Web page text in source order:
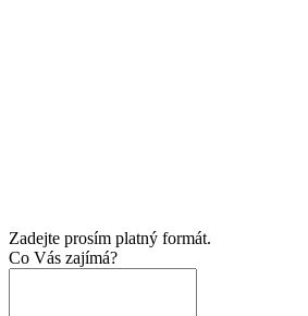
Zadejte prosím platný formát.
Co Vás zajímá?